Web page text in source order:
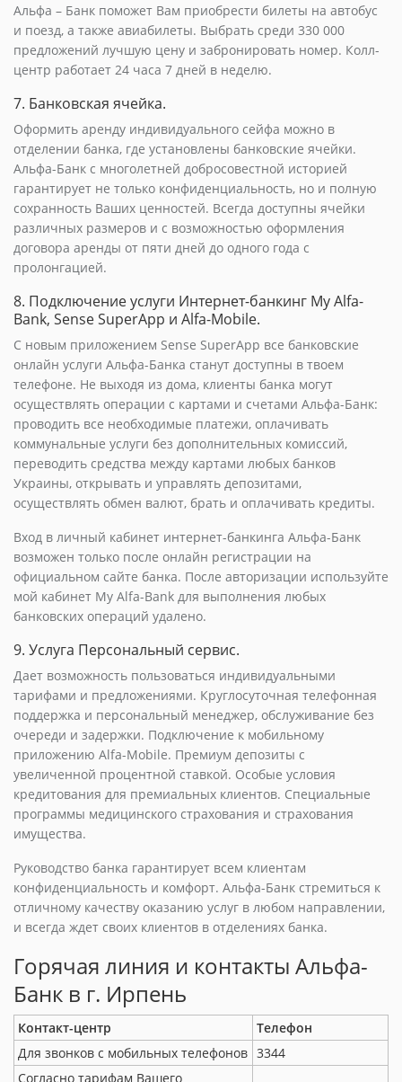
Альфа – Банк поможет Вам приобрести билеты на автобус
и поезд, а также авиабилеты. Выбрать среди 330 000
предложений лучшую цену и забронировать номер. Колл-
центр работает 24 часа 7 дней в неделю.
7. Банковская ячейка.
Оформить аренду индивидуального сейфа можно в
отделении банка, где установлены банковские ячейки.
Альфа-Банк с многолетней добросовестной историей
гарантирует не только конфиденциальность, но и полную
сохранность Ваших ценностей. Всегда доступны ячейки
различных размеров и с возможностью оформления
договора аренды от пяти дней до одного года с
пролонгацией.
8. Подключение услуги Интернет-банкинг My Alfa-
Bank, Sense SuperApp и Alfa-Mobile.
С новым приложением Sense SuperApp все банковские
онлайн услуги Альфа-Банка станут доступны в твоем
телефоне. Не выходя из дома, клиенты банка могут
осуществлять операции с картами и счетами Альфа-Банк:
проводить все необходимые платежи, оплачивать
коммунальные услуги без дополнительных комиссий,
переводить средства между картами любых банков
Украины, открывать и управлять депозитами,
осуществлять обмен валют, брать и оплачивать кредиты.
Вход в личный кабинет интернет-банкинга Альфа-Банк
возможен только после онлайн регистрации на
официальном сайте банка. После авторизации используйте
мой кабинет My Alfa-Bank для выполнения любых
банковских операций удалено.
9. Услуга Персональный сервис.
Дает возможность пользоваться индивидуальными
тарифами и предложениями. Круглосуточная телефонная
поддержка и персональный менеджер, обслуживание без
очереди и задержки. Подключение к мобильному
приложению Alfa-Mobile. Премиум депозиты с
увеличенной процентной ставкой. Особые условия
кредитования для премиальных клиентов. Специальные
программы медицинского страхования и страхования
имущества.
Руководство банка гарантирует всем клиентам
конфиденциальность и комфорт. Альфа-Банк стремиться к
отличному качеству оказанию услуг в любом направлении,
и всегда ждет своих клиентов в отделениях банка.
Горячая линия и контакты Альфа-
Банк в г. Ирпень
Контакт-центр
Телефон
Для звонков с мобильных телефонов 3344
Согласно тарифам Вашего